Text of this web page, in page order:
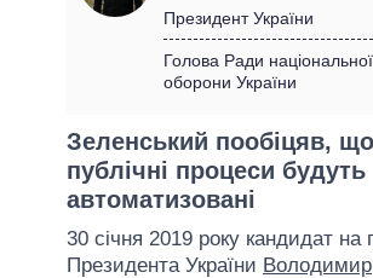
ОГЛЯДИ
ДАЙДЖЕСТИ
ПРЕЗИДЕНТ І ОФІС
КАБІНЕТ МІНІСТРІВ
МЕРИ МІСТ
ВСІ ПЕРСОНИ
ВІДЕО
ПІДТРИМАТИ
ПОРІВНЯННЯ
Президент України
Голова Ради
оборони України
Зеленський пообіцяв, що
публічні процеси будуть
автоматизовані
30 січня 2019 року кандидат на
Президента України Володимир